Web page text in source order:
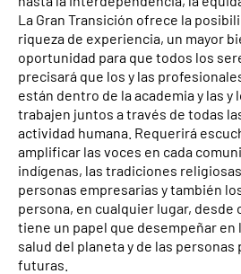
La Gran Transición ofrece la
riqueza de experiencia, un mayor
oportunidad para que todos los
precisará que los y las
están dentro de la academia y las y
trabajen juntos a través de todas
actividad humana. Requerirá
amplificar las voces en cada
indígenas, las tradiciones
personas empresarias y también
persona, en cualquier lugar, desde
tiene un papel que desempeñar en
salud del planeta y de las personas
futuras.